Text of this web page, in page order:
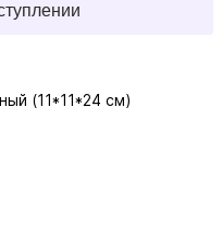
(11*11*24 см)